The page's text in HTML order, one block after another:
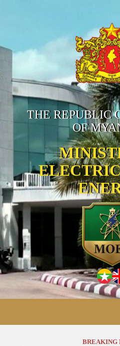
THE REPUBLIC
OF
BREAKING